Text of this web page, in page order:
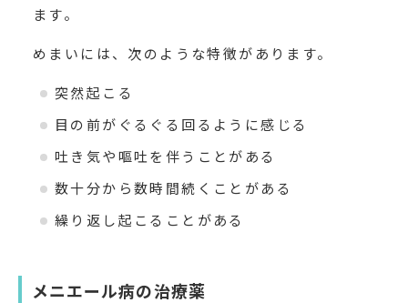
ます。
めまいには、次のような特徴があります。
突然起こる
目の前がぐるぐる回るように感じる
吐き気や嘔吐を伴うことがある
数十分から数時間続くことがある
繰り返し起こることがある
メニエール病の治療薬